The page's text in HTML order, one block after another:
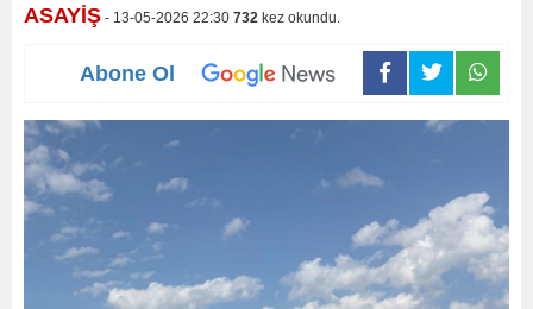
ASAYİŞ - 13-05-2026 22:30 732 kez okundu.
Abone Ol